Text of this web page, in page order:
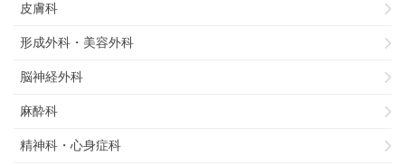
皮膚科
形成外科・美容外科
脳神経外科
麻酔科
精神科・心身症科